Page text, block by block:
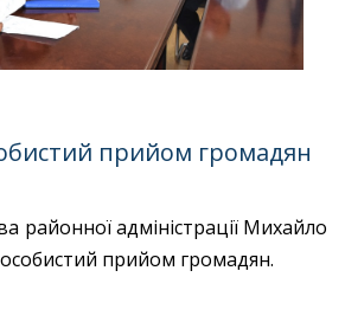
прийом громадян
районної адміністрації Михайло
прийом громадян.